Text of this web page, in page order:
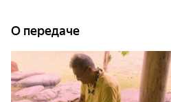
О передаче